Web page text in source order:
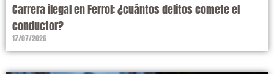
Carrera ilegal en Ferrol: ¿cuántos delitos comete el
conductor?
17/07/2026